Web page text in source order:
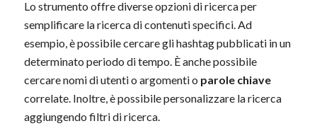
Lo strumento offre diverse opzioni di ricerca per
semplificare la ricerca di contenuti specifici. Ad
esempio, è possibile cercare gli hashtag pubblicati in un
determinato periodo di tempo. È anche possibile
cercare nomi di utenti o argomenti o parole chiave
correlate. Inoltre, è possibile personalizzare la ricerca
aggiungendo filtri di ricerca.